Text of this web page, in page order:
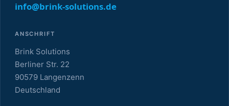
info@brink-solutions.de
ANSCHRIFT
Brink Solutions
Berliner Str. 22
90579 Langenzenn
Deutschland